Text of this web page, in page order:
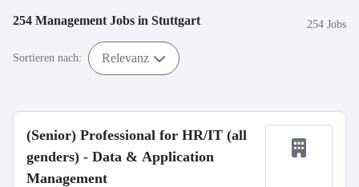
254 Management Jobs in Stuttgart 254 Jobs
Sortieren nach: Relevanz
(Senior) Professional for HR/IT (all
genders) - Data & Application
Management